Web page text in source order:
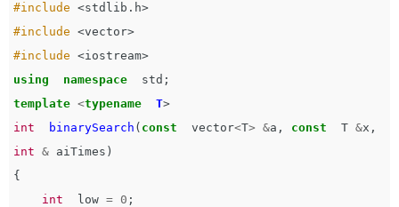
#include <stdlib.h>
#include <vector>
#include <iostream>
using
namespace std ;
template <typename T>
int
binarySearch ( const vector<T> &a , const T &x ,
int & aiTimes )
{
int
low = 0 ;